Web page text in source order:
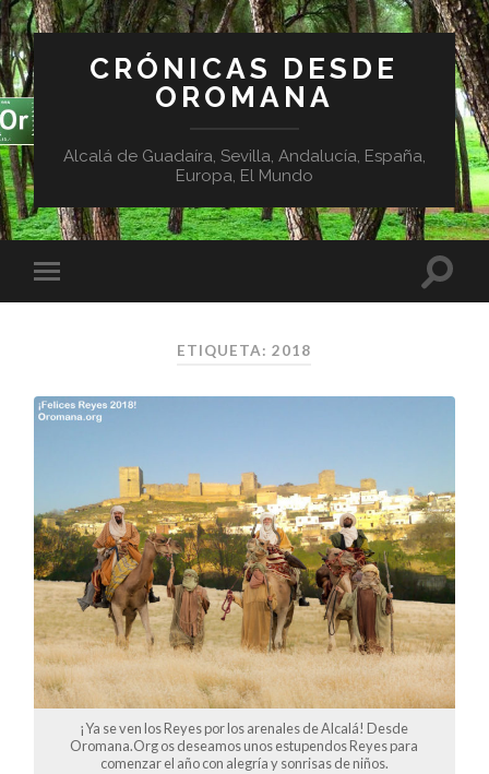
CRÓNICAS DESDE
OROMANA
Alcalá de Guadaíra, Sevilla, Andalucía, España,
Europa, El Mundo
ETIQUETA:2018
¡Ya se ven los Reyes por los arenales de Alcalá! Desde
Oromana.Org os deseamos unos estupendos Reyes para
comenzar el año con alegría y sonrisas de niños.